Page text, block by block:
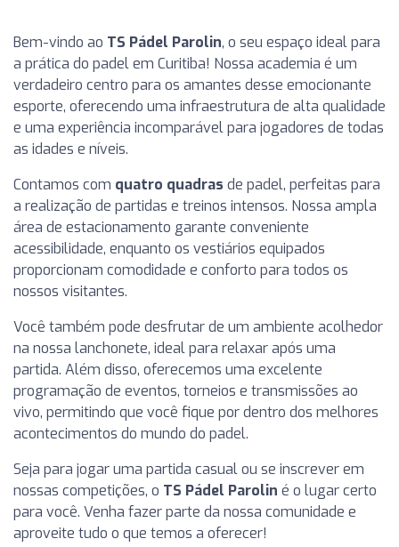
Bem-vindo ao TS Pádel Parolin, o seu espaço ideal para
a prática do padel em Curitiba! Nossa academia é um
verdadeiro centro para os amantes desse emocionante
esporte, oferecendo uma infraestrutura de alta qualidade
e uma experiência incomparável para jogadores de todas
as idades e níveis.
Contamos com quatro quadras de padel, perfeitas para
a realização de partidas e treinos intensos. Nossa ampla
área de estacionamento garante conveniente
acessibilidade, enquanto os vestiários equipados
proporcionam comodidade e conforto para todos os
nossos visitantes.
Você também pode desfrutar de um ambiente acolhedor
na nossa lanchonete, ideal para relaxar após uma
partida. Além disso, oferecemos uma excelente
programação de eventos, torneios e transmissões ao
vivo, permitindo que você fique por dentro dos melhores
acontecimentos do mundo do padel.
Seja para jogar uma partida casual ou se inscrever em
nossas competições, o TS Pádel Parolin é o lugar certo
para você. Venha fazer parte da nossa comunidade e
aproveite tudo o que temos a oferecer!